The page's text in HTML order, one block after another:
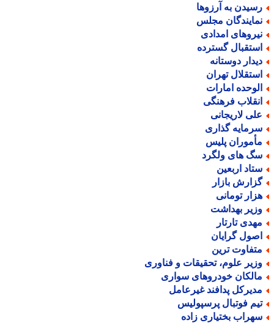
به آرزوها
مجلس
امدادی
گسترده
دوستانه
تهران
امارات
فرهنگی
لاریجانی
گذاری
پلیس
های ولگرد
اربعین
بازار
تومانی
بهداشت
تارتار
گرایان
ترین
علوم، تحقیقات و فناوری
خودروهای سواری
پدافند غیرعامل
فوتبال پرسپولیس
بختیاری زاده